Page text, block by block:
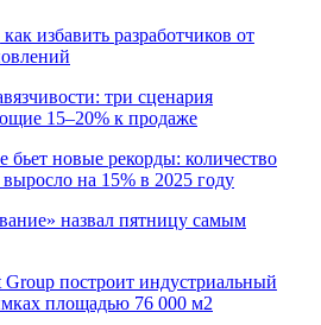
избавить разработчиков от
три сценария
15–20% к продаже
бьет новые рекорды: количество
на 15% в 2025 году
назвал пятницу самым
Group построит индустриальный
площадью 76 000 м2